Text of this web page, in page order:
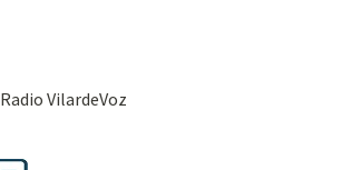
Radio VilardeVoz